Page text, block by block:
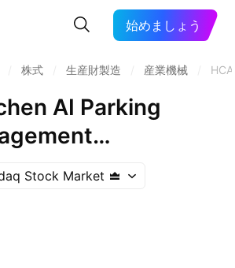
始めましょう
株式 生産財製造 産業機械
AI Parking
Holding Co.,
Stock Market